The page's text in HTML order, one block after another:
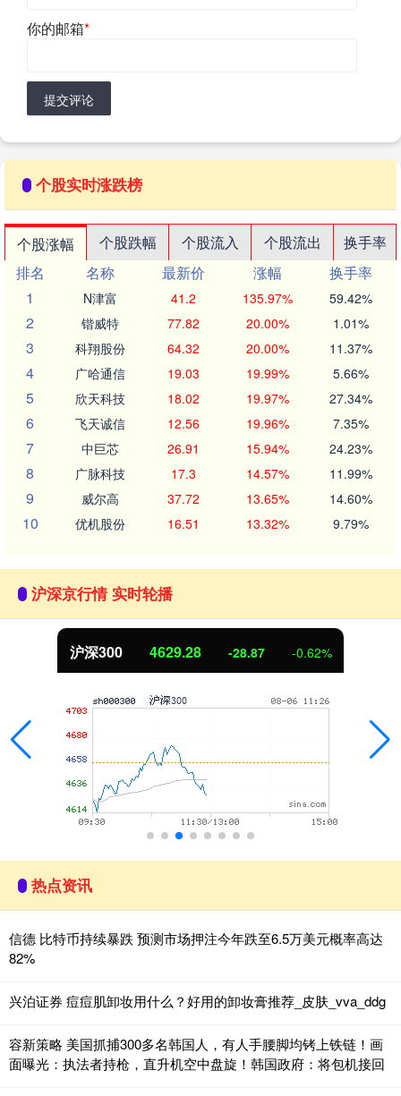
你的邮箱*
提交评论
个股实时涨跌榜
个股涨幅 个股跌幅 个股流入 个股流出
换手率
排名
名称 最新价 涨幅
换手率
1
N津富 41.2 135.97% 59.42%
2 锴威特 77.82 20.00% 1.01%
3 科翔股份 64.32 20.00% 11.37%
4 广哈通信 19.03 19.99% 5.66%
5 欣天科技 18.02 19.97% 27.34%
6 飞天诚信 12.56 19.96% 7.35%
7 中巨芯 26.91 15.94% 24.23%
8 广脉科技 17.3 14.57% 11.99%
9 威尔高 37.72 13.65% 14.60%
10 优机股份 16.51 13.32% 9.79%
沪深京行情 实时轮播
北证50 1112.08 -7.38
热点资讯
信德 比特币持续暴跌 预测市场押注今年跌至6.5万美元概率高达
82%
兴泊证券 痘痘肌卸妆用什么？好用的卸妆膏推荐_皮肤_vva_ddg
容新策略 美国抓捕300多名韩国人，有人手腰脚均铐上铁链！画
面曝光：执法者持枪，直升机空中盘旋！韩国政府：将包机接回